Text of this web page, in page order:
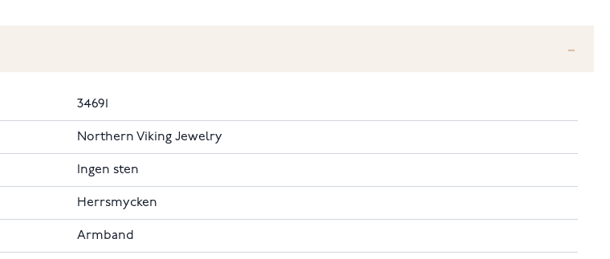
34691
Northern Viking Jewelry
Ingen sten
Herrsmycken
Armband